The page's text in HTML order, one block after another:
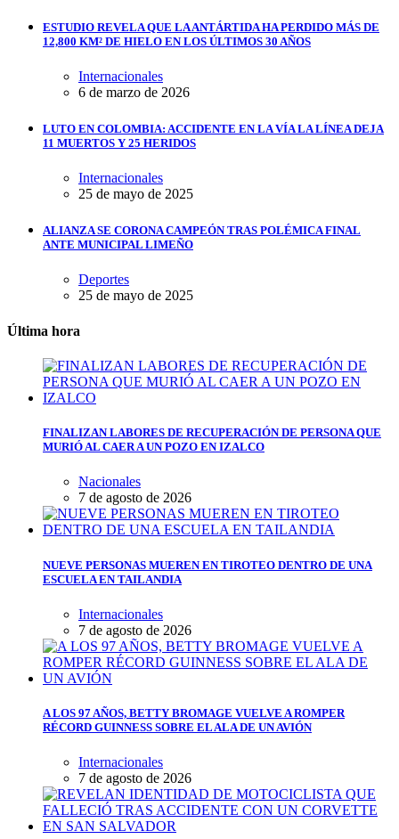
ESTUDIO REVELA QUE LA ANTÁRTIDA HA PERDIDO MÁS DE
12,800 KM² DE HIELO EN LOS ÚLTIMOS 30 AÑOS
Internacionales
6 de marzo de 2026
LUTO EN COLOMBIA: ACCIDENTE EN LA VÍA LA LÍNEA DEJA
11 MUERTOS Y 25 HERIDOS
Internacionales
25 de mayo de 2025
ALIANZA SE CORONA CAMPEÓN TRAS POLÉMICA FINAL
ANTE MUNICIPAL LIMEÑO
Deportes
25 de mayo de 2025
Última hora
FINALIZAN LABORES DE RECUPERACIÓN DE PERSONA QUE
MURIÓ AL CAER A UN POZO EN IZALCO
Nacionales
7 de agosto de 2026
NUEVE PERSONAS MUEREN EN TIROTEO DENTRO DE UNA
ESCUELA EN TAILANDIA
Internacionales
7 de agosto de 2026
A LOS 97 AÑOS, BETTY BROMAGE VUELVE A ROMPER
RÉCORD GUINNESS SOBRE EL ALA DE UN AVIÓN
Internacionales
7 de agosto de 2026